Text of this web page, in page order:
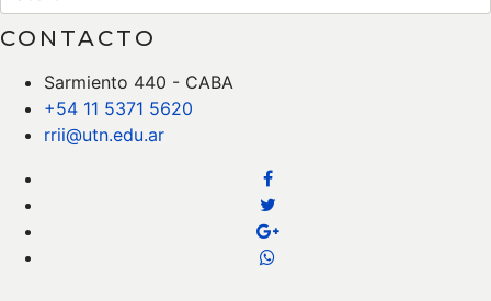
CONTACTO
Sarmiento 440 - CABA
+54 11 5371 5620
rrii@utn.edu.ar